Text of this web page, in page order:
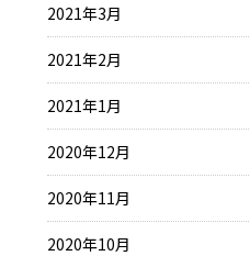
2021年3月
2021年2月
2021年1月
2020年12月
2020年11月
2020年10月